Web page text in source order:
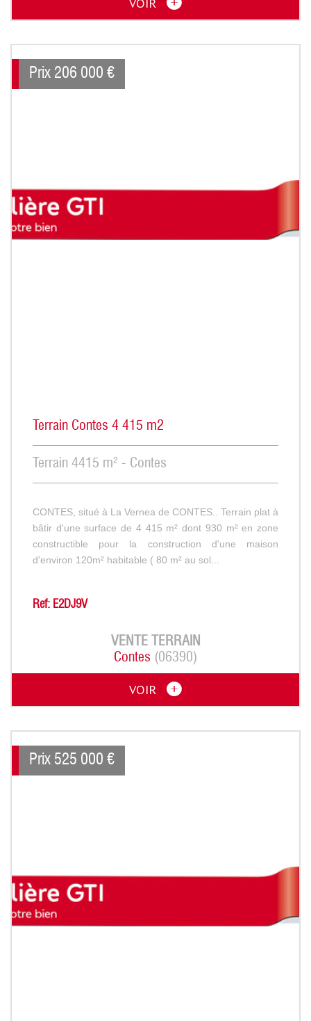
Prix 206 000 €
Terrain Contes 4 415 m2
Terrain 4415 m² - Contes
CONTES, situé à La Vernea de CONTES.. Terrain plat à
bâtir d'une surface de 4 415 m² dont 930 m² en zone
constructible pour la construction d'une maison
d'environ 120m² habitable ( 80 m² au sol...
Ref: E2DJ9V
VENTE
TERRAIN
Contes (06390)
VOIR
Prix 525 000 €